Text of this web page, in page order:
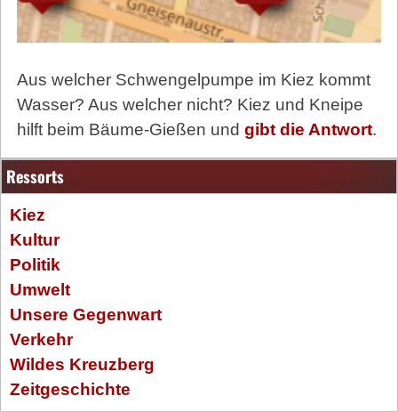
Aus welcher Schwengelpumpe im Kiez kommt
Wasser? Aus welcher nicht? Kiez und Kneipe
hilft beim Bäume-Gießen und gibt die Antwort.
Ressorts
Kiez
Kultur
Politik
Umwelt
Unsere Gegenwart
Verkehr
Wildes Kreuzberg
Zeitgeschichte